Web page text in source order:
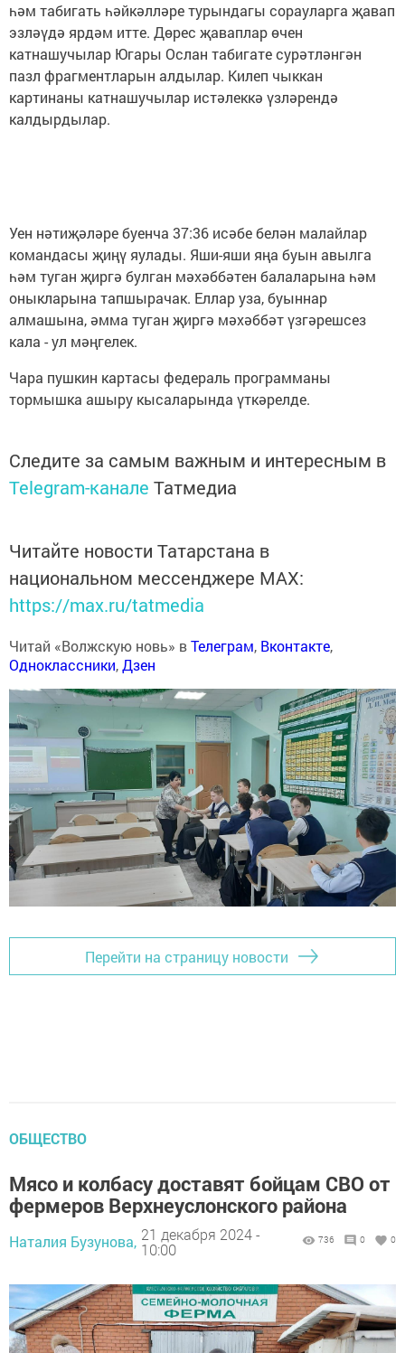
һәм табигать һәйкәлләре турындагы сорауларга җавап
эзләүдә ярдәм итте. Дөрес җаваплар өчен
катнашучылар Югары Ослан табигате сурәтләнгән
пазл фрагментларын алдылар. Килеп чыккан
картинаны катнашучылар истәлеккә үзләрендә
калдырдылар.
Уен нәтиҗәләре буенча 37:36 исәбе белән малайлар
командасы җиңү яулады. Яши-яши яңа буын авылга
һәм туган җиргә булган мәхәббәтен балаларына һәм
оныкларына тапшырачак. Еллар уза, буыннар
алмашына, әмма туган җиргә мәхәббәт үзгәрешсез
кала - ул мәңгелек.
Чара пушкин картасы федераль программаны
тормышка ашыру кысаларында үткәрелде.
Следите за самым важным и интересным в
Telegram-канале Татмедиа
Читайте новости Татарстана в
национальном мессенджере MАХ:
https://max.ru/tatmedia
Читай «Волжскую новь» вТелеграм, Вконтакте,
Одноклассники,Дзен
Перейти на страницу новости
ОБЩЕСТВО
Мясо и колбасу доставят бойцам СВО от
фермеров Верхнеуслонского района
Наталия Бузунова, 21 декабря 2024 -
10:00
736 0 0